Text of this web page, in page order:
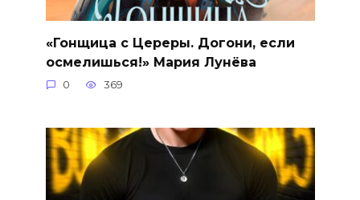
«Гонщица с Цереры. Догони, если
осмелишься!» Мария Лунёва
0 369